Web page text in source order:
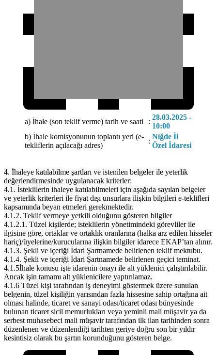
a) İhale (son teklif verme) tarih ve saati :
28.03.2025 -
10:00
b) İhale komisyonunun toplantı yeri (e-
tekliflerin açılacağı adres)
:
Niğde İl
Özel İdaresi
4. İhaleye katılabilme şartları ve istenilen belgeler ile yeterlik
değerlendirmesinde uygulanacak kriterler:
4.1. İsteklilerin ihaleye katılabilmeleri için aşağıda sayılan belgeler
ve yeterlik kriterleri ile fiyat dışı unsurlara ilişkin bilgileri e-teklifleri
kapsamında beyan etmeleri gerekmektedir.
4.1.2. Teklif vermeye yetkili olduğunu gösteren bilgiler
4.1.2.1. Tüzel kişilerde; isteklilerin yönetimindeki görevliler ile
ilgisine göre, ortaklar ve ortaklık oranlarına (halka arz edilen hisseler
hariç)/üyelerine/kurucularına ilişkin bilgiler idarece EKAP’tan alınır.
4.1.3. Şekli ve içeriği İdari Şartnamede belirlenen teklif mektubu.
4.1.4. Şekli ve içeriği İdari Şartnamede belirlenen geçici teminat.
4.1.5İhale konusu işte idarenin onayı ile alt yüklenici çalıştırılabilir.
Ancak işin tamamı alt yüklenicilere yaptırılamaz.
4.1.6 Tüzel kişi tarafından iş deneyimi göstermek üzere sunulan
belgenin, tüzel kişiliğin yarısından fazla hissesine sahip ortağına ait
olması halinde, ticaret ve sanayi odası/ticaret odası bünyesinde
bulunan ticaret sicil memurlukları veya yeminli mali müşavir ya da
serbest muhasebeci mali müşavir tarafından ilk ilan tarihinden sonra
düzenlenen ve düzenlendiği tarihten geriye doğru son bir yıldır
kesintisiz olarak bu şartın korunduğunu gösteren belge.